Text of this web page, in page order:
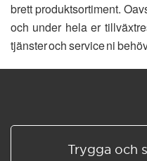
brett produktsortiment.
och under hela er
tjänster och service ni
Trygga och